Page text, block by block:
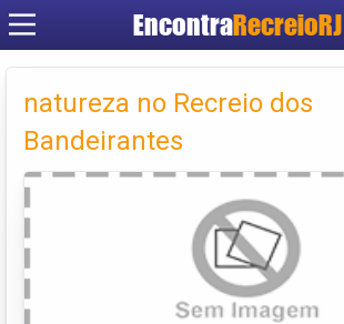
EncontraRecreioRJ
Cadastrar
Criar conta
natureza no Recreio dos
Bandeirantes